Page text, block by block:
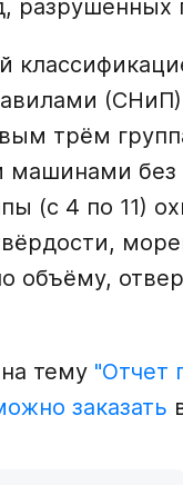
трём
без
(с 4 по 11)
объёму,
тему "Отчет
заказать